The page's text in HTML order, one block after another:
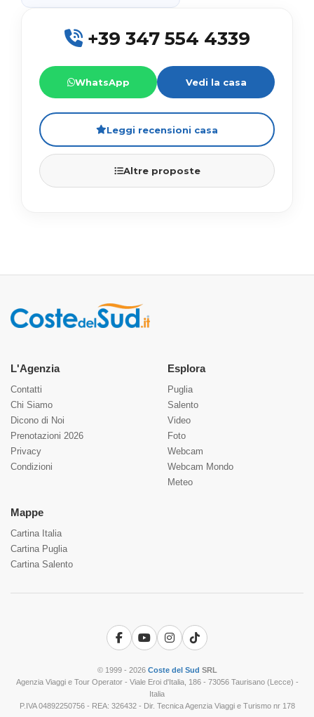
+39 347 554 4339
WhatsApp Vedi la casa
Leggi recensioni casa
Altre proposte
L'Agenzia
Contatti
Chi Siamo
Dicono di Noi
Prenotazioni 2026
Privacy
Condizioni
Esplora
Puglia
Salento
Video
Foto
Webcam
Webcam Mondo
Meteo
Mappe
Cartina Italia
Cartina Puglia
Cartina Salento
Facebook
YouTubeInstagram
TikTok
© 1999 - 2026 Coste del Sud SRL
Agenzia Viaggi e Tour Operator - Viale Eroi d'Italia, 186 - 73056 Taurisano (Lecce) -
Italia
P.IVA 04892250756 - REA: 326432 - Dir. Tecnica Agenzia Viaggi e Turismo nr 178